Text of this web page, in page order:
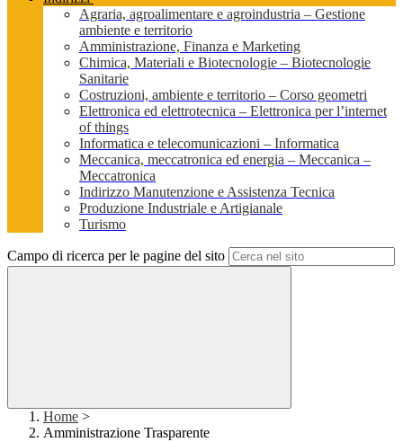
Agraria, agroalimentare e agroindustria – Gestione
ambiente e territorio
Amministrazione, Finanza e Marketing
Chimica, Materiali e Biotecnologie – Biotecnologie
Sanitarie
Costruzioni, ambiente e territorio – Corso geometri
Elettronica ed elettrotecnica – Elettronica per l’internet
of things
Informatica e telecomunicazioni – Informatica
Meccanica, meccatronica ed energia – Meccanica –
Meccatronica
Indirizzo Manutenzione e Assistenza Tecnica
Produzione Industriale e Artigianale
Turismo
Campo di ricerca per le pagine del sito
Home >
Amministrazione Trasparente